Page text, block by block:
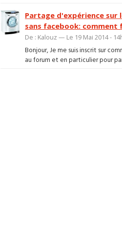
Partage d'expérience sur
sans facebook: comment
De : Kalouz — Le 19 Mai 2014 -
Bonjour, Je me suis inscrit sur
au forum et en particulier pour